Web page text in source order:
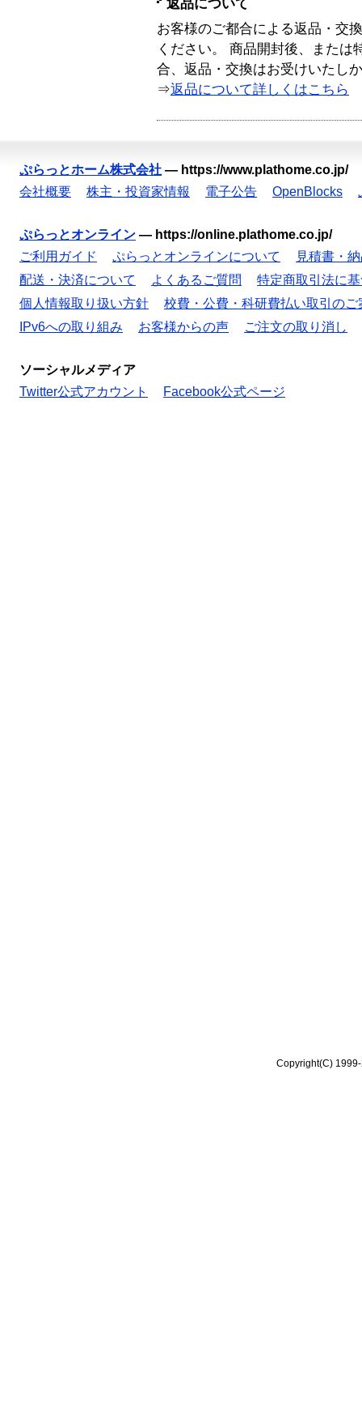
返品について
お客様のご都合による返品・交
ください。 商品開封後、または
合、返品・交換はお受けいたし
⇒返品について詳しくはこちら
ぷらっとホーム株式会社 — https://www.plathome.co.jp/
会社概要
株主・投資家情報 電子公告 OpenBlocks
ぷらっとオンライン — https://online.plathome.co.jp/
ご利用ガイド
ぷらっとオンラインについて
見積書・
配送・決済について
よくあるご質問
特定商取引法に
個人情報取り扱い方針
校費・公費・科研費払い取引のご
IPv6への取り組み
お客様からの声 ご注文の取り消し
ソーシャルメディア
Twitter公式アカウント
Facebook公式ページ
Copyright(C)